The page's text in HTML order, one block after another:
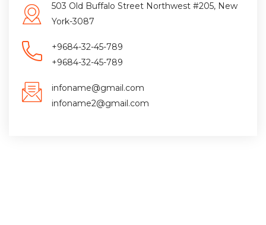
503 Old Buffalo Street Northwest #205, New
York-3087
+9684-32-45-789
+9684-32-45-789
infoname@gmail.com
infoname2@gmail.com